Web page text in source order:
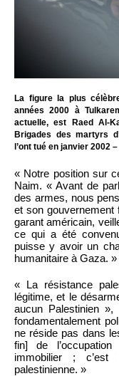
La figure la plus
années 2000 à
actuelle, est Raed Al-
Brigades des martyrs
l’ont tué en janvier 2002
« Notre position sur
Naim. « Avant de
des armes, nous
et son
garant américain,
ce qui a été
puisse y avoir un
humanitaire à Gaza. »
« La résistance
légitime, et le
aucun Palestinien
fondamentalement
ne réside pas dans
fin] de
immobilier ;
palestinienne. »